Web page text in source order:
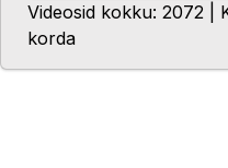
Videosid kokku: 2072 |
korda